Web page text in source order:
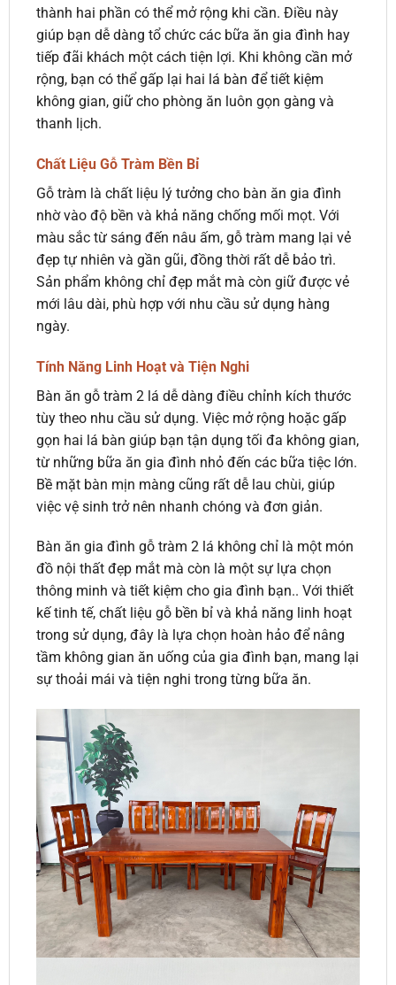
thành hai phần có thể mở rộng khi cần. Điều này
giúp bạn dễ dàng tổ chức các bữa ăn gia đình hay
tiếp đãi khách một cách tiện lợi. Khi không cần mở
rộng, bạn có thể gấp lại hai lá bàn để tiết kiệm
không gian, giữ cho phòng ăn luôn gọn gàng và
thanh lịch.
Chất Liệu Gỗ Tràm Bền Bỉ
Gỗ tràm là chất liệu lý tưởng cho bàn ăn gia đình
nhờ vào độ bền và khả năng chống mối mọt. Với
màu sắc từ sáng đến nâu ấm, gỗ tràm mang lại vẻ
đẹp tự nhiên và gần gũi, đồng thời rất dễ bảo trì.
Sản phẩm không chỉ đẹp mắt mà còn giữ được vẻ
mới lâu dài, phù hợp với nhu cầu sử dụng hàng
ngày.
Tính Năng Linh Hoạt và Tiện Nghi
Bàn ăn gỗ tràm 2 lá dễ dàng điều chỉnh kích thước
tùy theo nhu cầu sử dụng. Việc mở rộng hoặc gấp
gọn hai lá bàn giúp bạn tận dụng tối đa không gian,
từ những bữa ăn gia đình nhỏ đến các bữa tiệc lớn.
Bề mặt bàn mịn màng cũng rất dễ lau chùi, giúp
việc vệ sinh trở nên nhanh chóng và đơn giản.
Bàn ăn gia đình gỗ tràm 2 lá không chỉ là một món
đồ nội thất đẹp mắt mà còn là một sự lựa chọn
thông minh và tiết kiệm cho gia đình bạn.. Với thiết
kế tinh tế, chất liệu gỗ bền bỉ và khả năng linh hoạt
trong sử dụng, đây là lựa chọn hoàn hảo để nâng
tầm không gian ăn uống của gia đình bạn, mang lại
sự thoải mái và tiện nghi trong từng bữa ăn.